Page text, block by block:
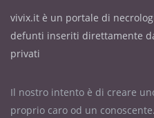
vivix.it è un portale di
defunti inseriti direttamente
privati
Il nostro intento è di creare
proprio caro od un conoscente.